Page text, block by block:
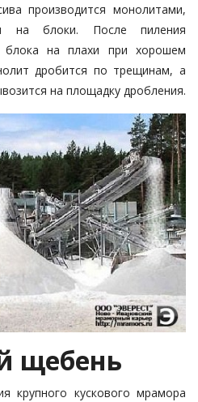
производится монолитами,
на блоки. После пиления
блока на плахи при хорошем
дробится по трещинам, а
на площадку дробления.
щебень
крупного кускового мрамора